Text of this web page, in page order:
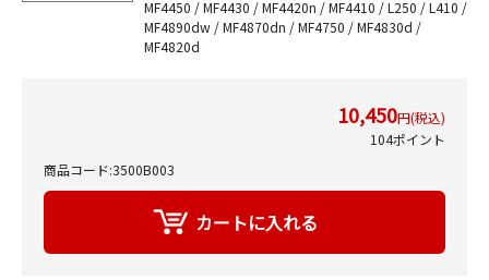
MF4450 / MF4430 / MF4420n / MF4410 / L250 / L410 /
MF4890dw / MF4870dn / MF4750 / MF4830d /
MF4820d
10,450円(税込)
104ポイント
商品コード:3500B003